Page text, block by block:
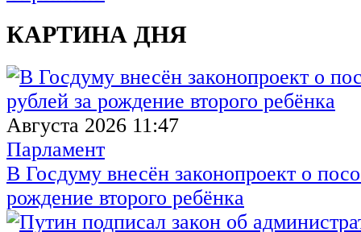
КАРТИНА ДНЯ
Августа 2026 11:47
Парламент
В Госдуму внесён законопроект о
рождение второго ребёнка